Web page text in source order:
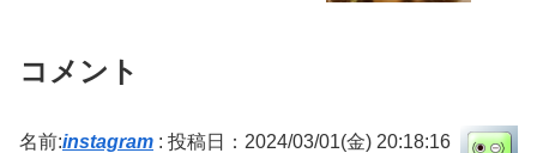
コメント
名前:instagram : 投稿日：2024/03/01(金) 20:18:16